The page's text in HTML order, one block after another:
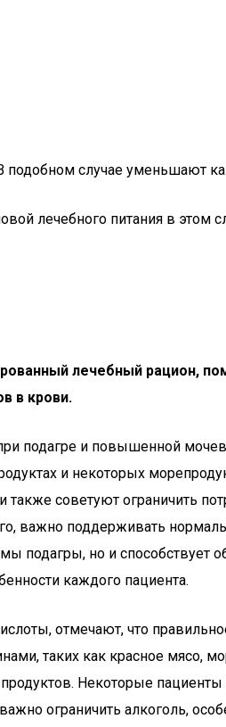
случае уменьшают
лечебного питания в этом
лечебный рацион,
в крови.
подагре и повышенной
и некоторых
советуют ограничить
поддерживать
подагры, но и
каждого пациента.
отмечают, что
таких как красное
Некоторые пациенты
ограничить алкоголь,